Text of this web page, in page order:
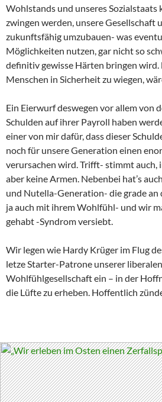
Wohlstands und unseres Sozialstaats
zwingen werden, unsere Gesellschaft
zukunftsfähig umzubauen- was
Möglichkeiten nutzen, gar nicht so
definitiv gewisse Härten bringen wird.
Menschen in Sicherheit zu wiegen,
Ein Eierwurf deswegen vor allem von
Schulden auf ihrer Payroll haben
einer von mir dafür, dass dieser
noch für unsere Generation einen
verursachen wird. Trifft- stimmt auch,
aber keine Armen. Nebenbei hat’s
und Nutella-Generation- die grade an
ja auch mit ihrem Wohlfühl- und wir
gehabt -Syndrom versiebt.
Wir legen wie Hardy Krüger im Flug
letze Starter-Patrone unserer
Wohlfühlgesellschaft ein – in der
die Lüfte zu erheben. Hoffentlich